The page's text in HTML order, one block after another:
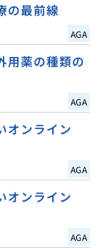
の最前線
AGA
用薬の種類の
AGA
オンライン
AGA
オンライン
AGA